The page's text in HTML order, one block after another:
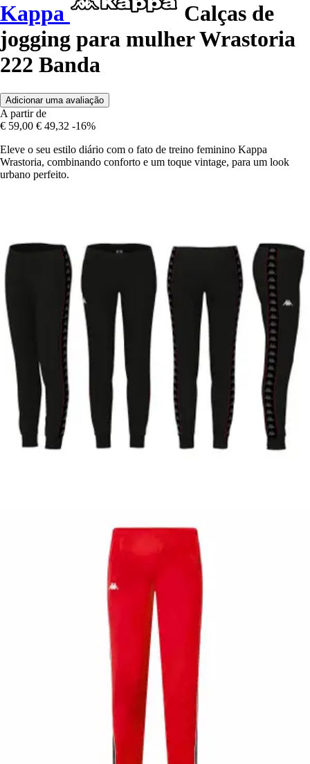
Kappa
Calças de
jogging para mulher Wrastoria
222 Banda
Adicionar uma avaliação
A partir de
€ 59,00 € 49,32 -16%
Eleve o seu estilo diário com o fato de treino feminino Kappa
Wrastoria, combinando conforto e um toque vintage, para um look
urbano perfeito.